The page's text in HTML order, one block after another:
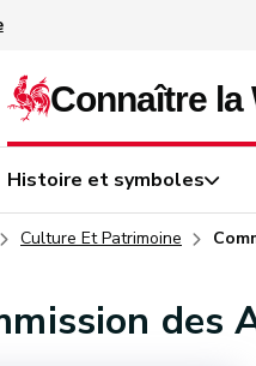
Histoire et symboles
Culture Et Patrimoine
des